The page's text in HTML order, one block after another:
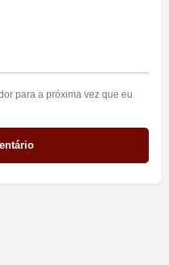
para a próxima vez que eu